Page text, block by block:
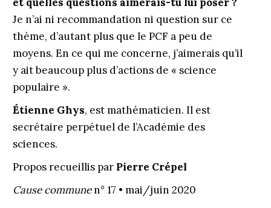
Je n’ai ni recommandation ni question sur ce
thème, d’autant plus que le PCF a peu de
moyens. En ce qui me concerne, j’aimerais qu’il
y ait beaucoup plus d’actions de « science
populaire ».
Étienne Ghys, est mathématicien. Il est
secrétaire perpétuel de l’Académie des
sciences.
Propos recueillis par Pierre Crépel
Cause communen° 17 • mai/juin 2020